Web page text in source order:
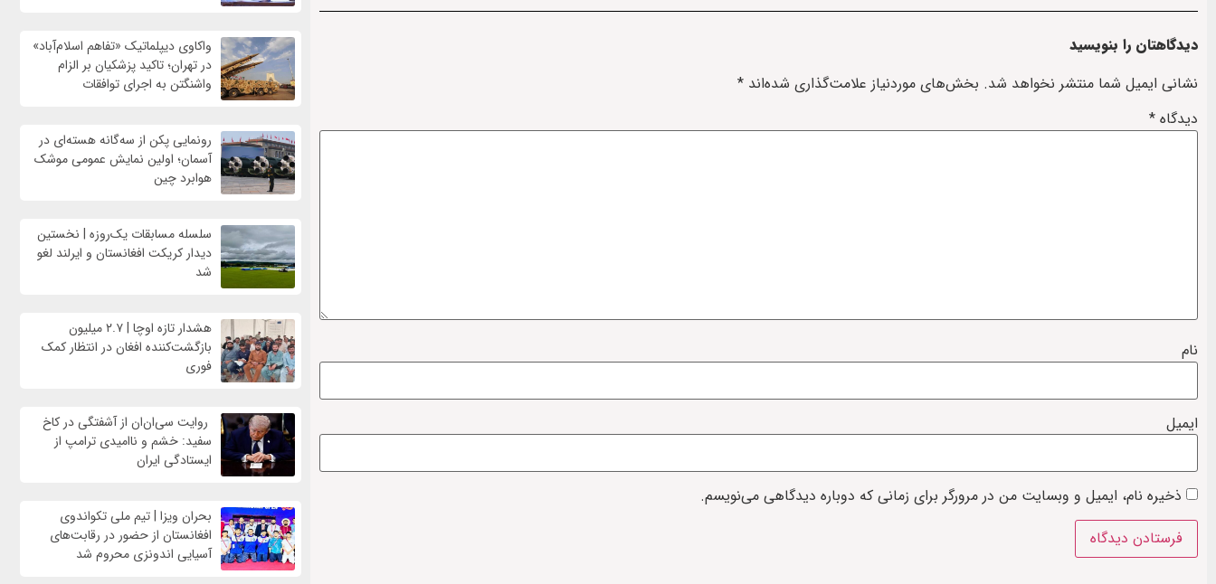
دیدگاهتان را بنویسید
نشانی ایمیل شما منتشر نخواهد شد. بخش‌های موردنیاز علامت‌گذاری شده‌اند *
دیدگاه *
نام
ایمیل
ذخیره نام، ایمیل و وبسایت من در مرورگر برای زمانی که دوباره دیدگاهی می‌نویسم.
واکاوی دیپلماتیک «تفاهم اسلام‌آباد»
در تهران؛ تاکید پزشکیان بر الزام
واشنگتن به اجرای توافقات
رونمایی پکن از سه‌گانه هسته‌ای در
آسمان؛ اولین نمایش عمومی موشک
هوابرد چین
سلسله مسابقات یک‌روزه | نخستین
دیدار کریکت افغانستان و ایرلند لغو
شد
هشدار تازه اوچا | ۲.۷ میلیون
بازگشت‌کننده افغان در انتظار کمک
فوری
روایت سی‌ان‌ان از آشفتگی در کاخ
سفید: خشم و ناامیدی ترامپ از
ایستادگی ایران
بحران ویزا | تیم ملی تکواندوی
افغانستان از حضور در رقابت‌های
آسیایی اندونزی محروم شد